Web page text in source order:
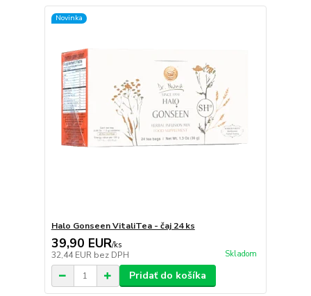
Novinka
Halo Gonseen VitaliTea - čaj 24 ks
39,90 EUR/ks
32,44 EUR bez DPH Skladom
Pridať do košíka